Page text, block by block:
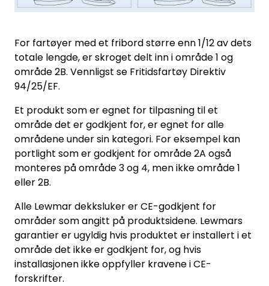
For fartøyer med et fribord større enn 1/12 av dets
totale lengde, er skroget delt inn i område 1 og
område 2B. Vennligst se Fritidsfartøy Direktiv
94/25/EF.
Et produkt som er egnet for tilpasning til et
område det er godkjent for, er egnet for alle
områdene under sin kategori. For eksempel kan
portlight som er godkjent for område 2A også
monteres på område 3 og 4, men ikke område 1
eller 2B.
Alle Lewmar dekksluker er CE-godkjent for
områder som angitt på produktsidene. Lewmars
garantier er ugyldig hvis produktet er installert i et
område det ikke er godkjent for, og hvis
installasjonen ikke oppfyller kravene i CE-
forskrifter.